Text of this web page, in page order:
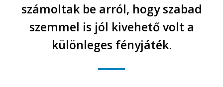
számoltak be arról, hogy szabad
szemmel is jól kivehető volt a
különleges fényjáték.